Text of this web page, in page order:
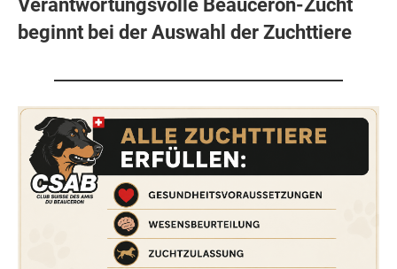
beginnt bei der Auswahl der Zuchttiere